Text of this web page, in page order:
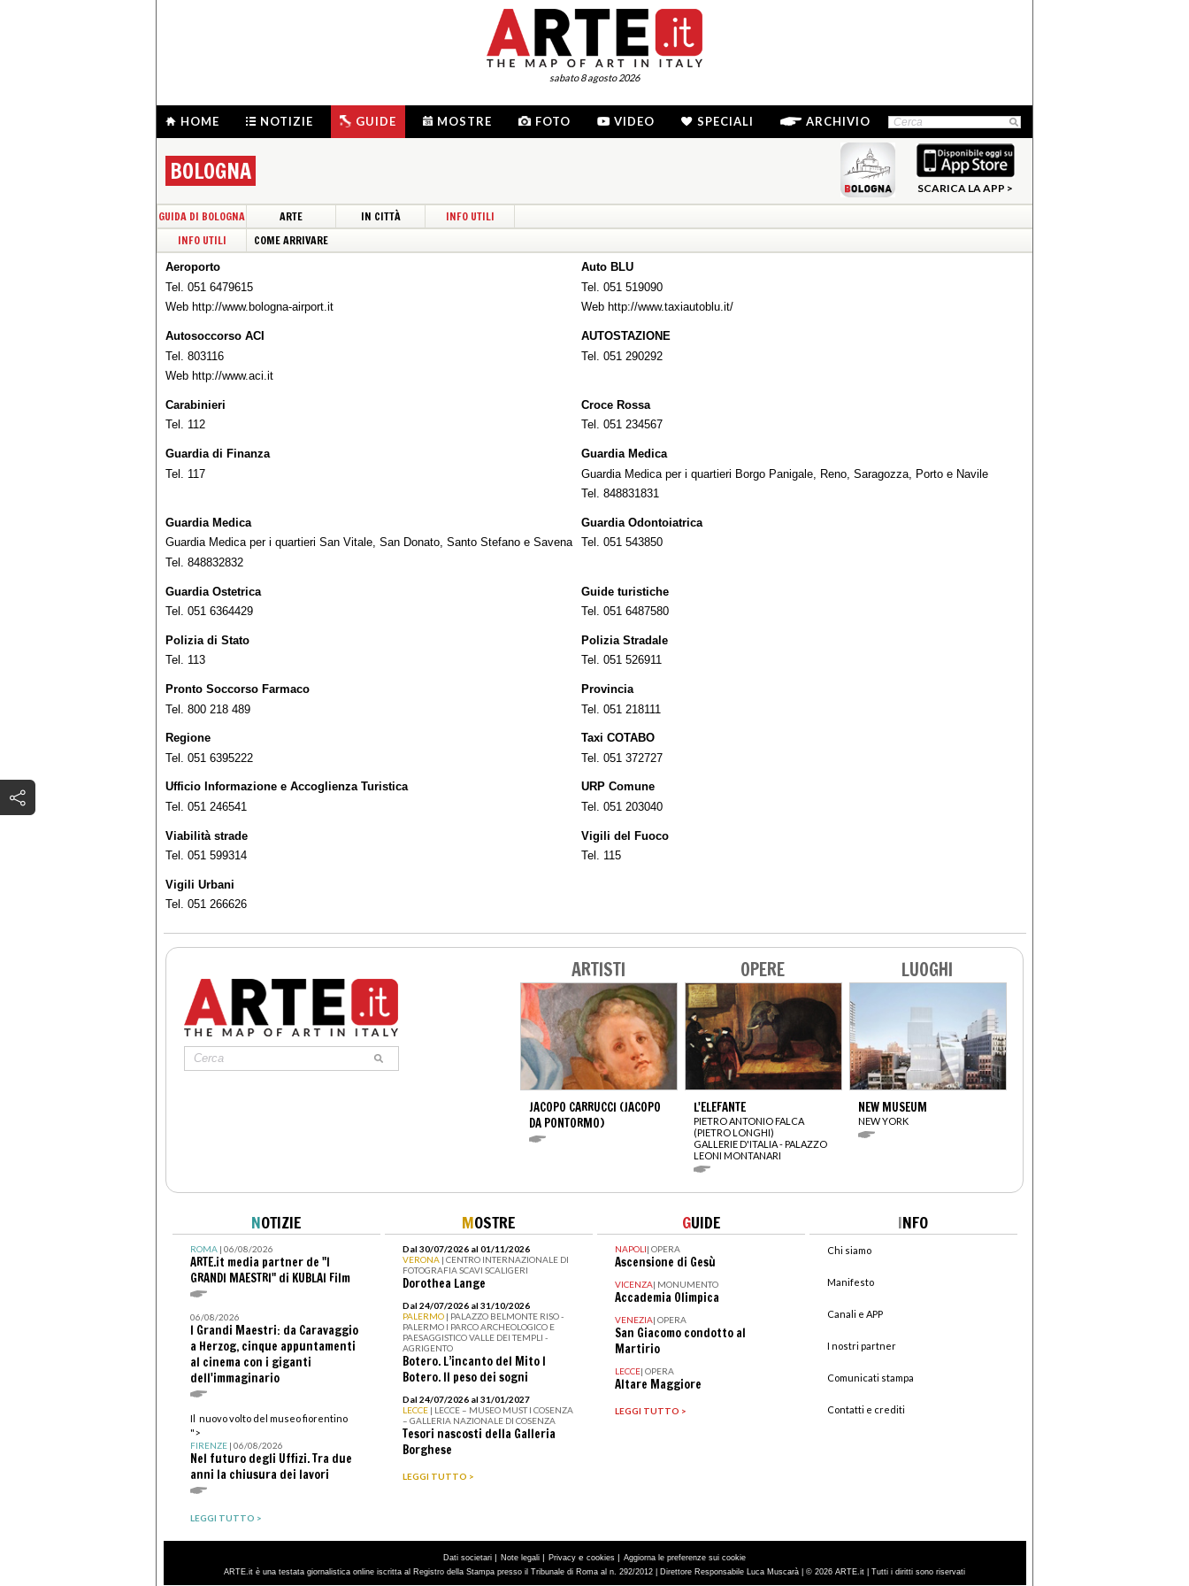
sabato 8 agosto 2026
HOME NOTIZIE GUIDE MOSTRE FOTO VIDEO SPECIALI ARCHIVIO
BOLOGNA
SCARICA LA APP >
GUIDA DI BOLOGNA ARTE IN CITTÀ
INFO UTILI
INFO UTILI
COME ARRIVARE
Aeroporto
Tel. 051 6479615
Web http://www.bologna-airport.it
Auto BLU
Tel. 051 519090
Web http://www.taxiautoblu.it/
Autosoccorso ACI
Tel. 803116
Web http://www.aci.it
AUTOSTAZIONE
Tel. 051 290292
Carabinieri
Tel. 112
Croce Rossa
Tel. 051 234567
Guardia di Finanza
Tel. 117
Guardia Medica
Guardia Medica per i quartieri Borgo Panigale, Reno, Saragozza, Porto e Navile
Tel. 848831831
Guardia Medica
Guardia Medica per i quartieri San Vitale, San Donato, Santo Stefano e Savena
Tel. 848832832
Guardia Odontoiatrica
Tel. 051 543850
Guardia Ostetrica
Tel. 051 6364429
Guide turistiche
Tel. 051 6487580
Polizia di Stato
Tel. 113
Polizia Stradale
Tel. 051 526911
Pronto Soccorso Farmaco
Tel. 800 218 489
Provincia
Tel. 051 218111
Regione
Tel. 051 6395222
Taxi COTABO
Tel. 051 372727
Ufficio Informazione e Accoglienza Turistica
Tel. 051 246541
URP Comune
Tel. 051 203040
Viabilità strade
Tel. 051 599314
Vigili del Fuoco
Tel. 115
Vigili Urbani
Tel. 051 266626
ARTISTI
JACOPO CARRUCCI (JACOPO
DA PONTORMO)
OPERE
L'ELEFANTE
PIETRO ANTONIO FALCA
(PIETRO LONGHI)
GALLERIE D'ITALIA - PALAZZO
LEONI MONTANARI
LUOGHI
NEW MUSEUM
NEW YORK
NOTIZIE
ROMA| 06/08/2026
ARTE.it media partner de "I
GRANDI MAESTRI" di KUBLAI Film
06/08/2026
I Grandi Maestri: da Caravaggio
a Herzog, cinque appuntamenti
al cinema con i giganti
dell'immaginario
Il nuovo volto del museo fiorentino
">
FIRENZE| 06/08/2026
Nel futuro degli Uffizi. Tra due
anni la chiusura dei lavori
LEGGI TUTTO >
MOSTRE
Dal 30/07/2026 al 01/11/2026
VERONA | CENTRO INTERNAZIONALE DI
FOTOGRAFIA SCAVI SCALIGERI
Dorothea Lange
Dal 24/07/2026 al 31/10/2026
PALERMO | PALAZZO BELMONTE RISO -
PALERMO I PARCO ARCHEOLOGICO E
PAESAGGISTICO VALLE DEI TEMPLI -
AGRIGENTO
Botero. L’incanto del Mito I
Botero. Il peso dei sogni
Dal 24/07/2026 al 31/01/2027
LECCE | LECCE – MUSEO MUST I COSENZA
– GALLERIA NAZIONALE DI COSENZA
Tesori nascosti della Galleria
Borghese
LEGGI TUTTO >
GUIDE
NAPOLI| OPERA
Ascensione di Gesù
VICENZA| MONUMENTO
Accademia Olimpica
VENEZIA| OPERA
San Giacomo condotto al
Martirio
LECCE| OPERA
Altare Maggiore
LEGGI TUTTO >
INFO
Chi siamo
Manifesto
Canali e APP
I nostri partner
Comunicati stampa
Contatti e crediti
Dati societari | Note legali | Privacy e cookies | Aggiorna le preferenze sui cookie
ARTE.it è una testata giornalistica online iscritta al Registro della Stampa presso il Tribunale di Roma al n. 292/2012 | Direttore Responsabile Luca Muscarà | © 2026 ARTE.it | Tutti i diritti sono riservati